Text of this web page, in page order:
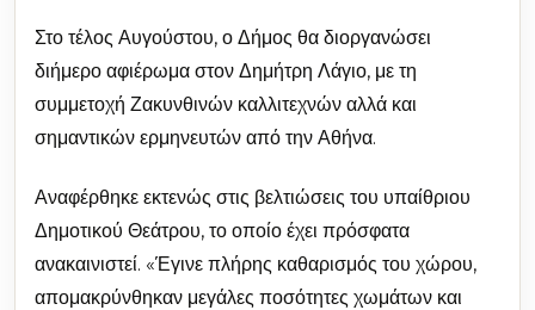
Στο τέλος Αυγούστου, ο Δήμος θα διοργανώσει
διήμερο αφιέρωμα στον Δημήτρη Λάγιο, με τη
συμμετοχή Ζακυνθινών καλλιτεχνών αλλά και
σημαντικών ερμηνευτών από την Αθήνα.
Αναφέρθηκε εκτενώς στις βελτιώσεις του υπαίθριου
Δημοτικού Θεάτρου, το οποίο έχει πρόσφατα
ανακαινιστεί. «Έγινε πλήρης καθαρισμός του χώρου,
απομακρύνθηκαν μεγάλες ποσότητες χωμάτων και